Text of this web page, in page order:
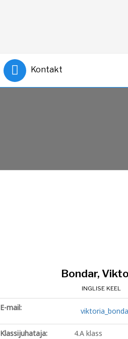
Kontakt
Bondar,
INGLISE KEEL
E-mail:
Klassijuhataja: 4.A klass